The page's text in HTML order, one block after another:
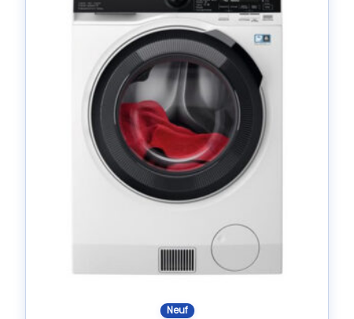
Neuf